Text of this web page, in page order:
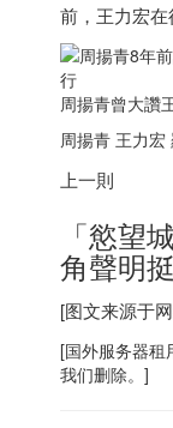
前，王力宏在
周揚青曾大讚
周揚青 王力宏
上一則
「慾望
角聲明
[图文来源于
[国外服务器租
我们删除。]